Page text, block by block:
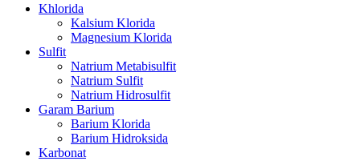
Khlorida
Kalsium Klorida
Magnesium Klorida
Sulfit
Natrium Metabisulfit
Natrium Sulfit
Natrium Hidrosulfit
Garam Barium
Barium Klorida
Barium Hidroksida
Karbonat